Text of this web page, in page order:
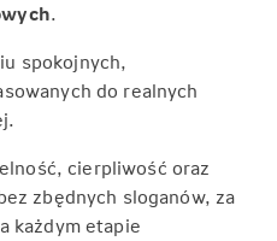
.
spokojnych,
do realnych
cierpliwość oraz
zbędnych sloganów, za
każdym etapie